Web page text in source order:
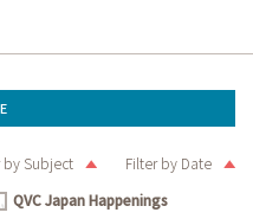
by Subject Filter by Date
QVC Japan Happenings